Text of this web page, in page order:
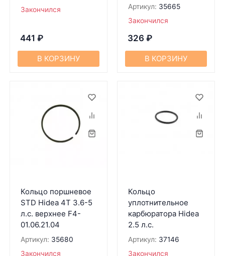
Закончился
441 ₽
В КОРЗИНУ
Артикул: 35665
Закончился
326 ₽
В КОРЗИНУ
Кольцо поршневое
STD Hidea 4T 3.6-5
л.с. верхнее F4-
01.06.21.04
Артикул: 35680
Закончился
Кольцо
уплотнительное
карбюратора Hidea
2.5 л.с.
Артикул: 37146
Закончился